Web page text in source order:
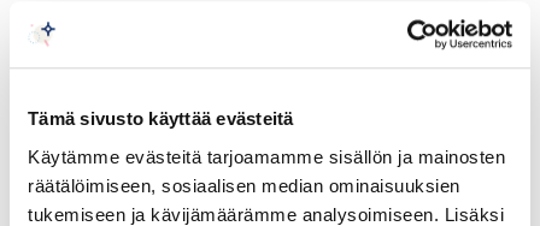
Tämä sivusto käyttää evästeitä
Käytämme evästeitä tarjoamamme sisällön ja mainosten
räätälöimiseen, sosiaalisen median ominaisuuksien
tukemiseen ja kävijämäärämme analysoimiseen. Lisäksi
Seuraamme tapahtumiemme hiilijalanjälkeä
Olemme sitoutuneet vähentämään toimintamme
hiilijalanjälkeä osana päästölaskentaa. Tämän
vuoksi kysymme sinulta ilmoittautumisen
yhteydessä, kuinka saavut tapahtumaan. Autathan
meitä tekemään hiilijalanjäljestä mahdollisimman